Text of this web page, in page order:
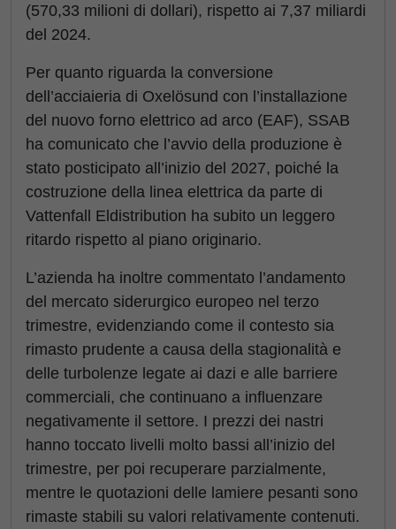
(570,33 milioni di dollari), rispetto ai 7,37 miliardi
del 2024.
Per quanto riguarda la conversione
dell’acciaieria di Oxelösund con l’installazione
del nuovo forno elettrico ad arco (EAF), SSAB
ha comunicato che l’avvio della produzione è
stato posticipato all’inizio del 2027, poiché la
costruzione della linea elettrica da parte di
Vattenfall Eldistribution ha subito un leggero
ritardo rispetto al piano originario.
L’azienda ha inoltre commentato l’andamento
del mercato siderurgico europeo nel terzo
trimestre, evidenziando come il contesto sia
rimasto prudente a causa della stagionalità e
delle turbolenze legate ai dazi e alle barriere
commerciali, che continuano a influenzare
negativamente il settore. I prezzi dei nastri
hanno toccato livelli molto bassi all’inizio del
trimestre, per poi recuperare parzialmente,
mentre le quotazioni delle lamiere pesanti sono
rimaste stabili su valori relativamente contenuti.